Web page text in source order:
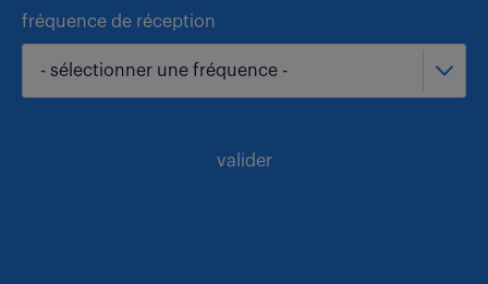
fréquence de réception
- sélectionner une fréquence -
valider